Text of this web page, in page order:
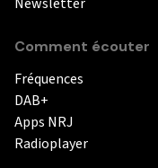
Comment écouter
Fréquences
DAB+
Apps NRJ
Radioplayer